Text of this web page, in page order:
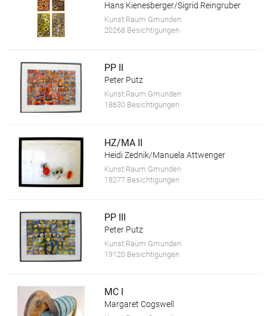
Hans Kienesberger/Sigrid Reingruber
Kunst:Raum Gmunden
20268 Besichtigungen
PP II
Peter Putz
Kunst:Raum Gmunden
18630 Besichtigungen
HZ/MA II
Heidi Zednik/Manuela Attwenger
Kunst:Raum Gmunden
18277 Besichtigungen
PP III
Peter Putz
Kunst:Raum Gmunden
19120 Besichtigungen
MC I
Margaret Cogswell